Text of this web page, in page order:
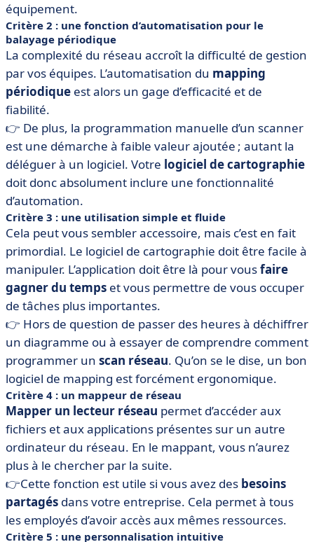
équipement.
Critère 2 : une fonction d’automatisation pour le
balayage périodique
La complexité du réseau accroît la difficulté de gestion
par vos équipes. L’automatisation du mapping
périodique est alors un gage d’efficacité et de
fiabilité.
👉 De plus, la programmation manuelle d’un scanner
est une démarche à faible valeur ajoutée ; autant la
déléguer à un logiciel. Votre logiciel de cartographie
doit donc absolument inclure une fonctionnalité
d’automation.
Critère 3 : une utilisation simple et fluide
Cela peut vous sembler accessoire, mais c’est en fait
primordial. Le logiciel de cartographie doit être facile à
manipuler. L’application doit être là pour vousfaire
gagner du temps et vous permettre de vous occuper
de tâches plus importantes.
👉 Hors de question de passer des heures à déchiffrer
un diagramme ou à essayer de comprendre comment
programmer un scan réseau. Qu’on se le dise, un bon
logiciel de mapping est forcément ergonomique.
Critère 4 : un mappeur de réseau
Mapper un lecteur réseau permet d’accéder aux
fichiers et aux applications présentes sur un autre
ordinateur du réseau. En le mappant, vous n’aurez
plus à le chercher par la suite.
👉Cette fonction est utile si vous avez des besoins
partagés dans votre entreprise. Cela permet à tous
les employés d’avoir accès aux mêmes ressources.
Critère 5 : une personnalisation intuitive